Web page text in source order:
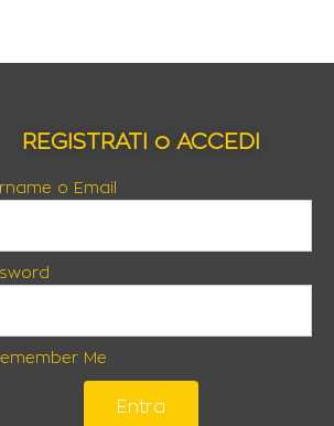
REGISTRATI o ACCEDI
o Email
Me
Entra